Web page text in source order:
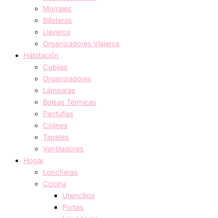
Morrales
Billeteras
Llaveros
Organizadores Viajeros
Hábitación
Cobijas
Organizadores
Lámparas
Bolsas Térmicas
Pantuflas
Cojines
Tapetes
Ventiladores
Hogar
Loncheras
Cocina
Utencilios
Portas